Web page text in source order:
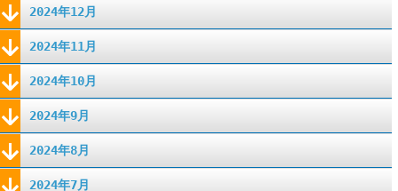
2024年12月
2024年11月
2024年10月
2024年9月
2024年8月
2024年7月